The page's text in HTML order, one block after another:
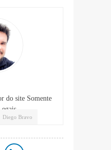
Diego Bravo
do site Somente